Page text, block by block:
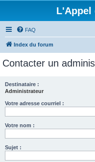
L'Appel
FAQ
Index du forum
Contacter un
Destinataire :
Administrateur
Votre adresse courriel :
Votre nom :
Sujet :